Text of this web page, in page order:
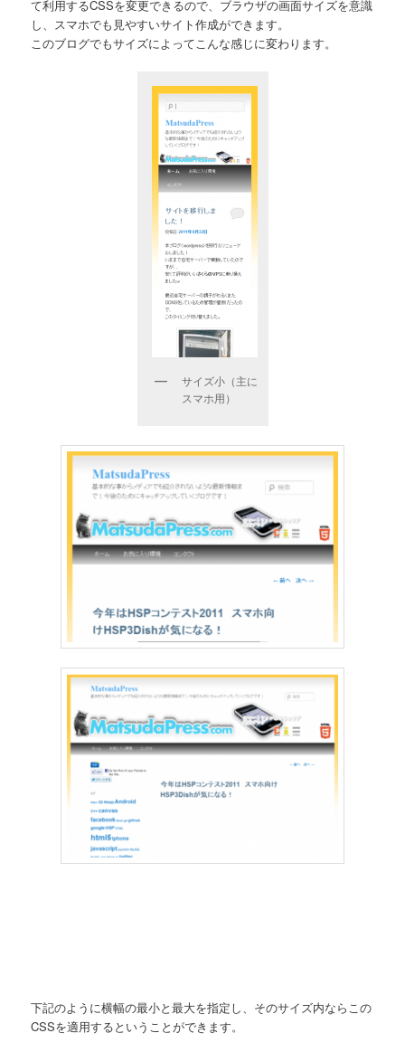
て利用するCSSを変更できるので、ブラウザの画面サイズを意識
し、スマホでも見やすいサイト作成ができます。
このブログでもサイズによってこんな感じに変わります。
サイズ小（主に
スマホ用）
下記のように横幅の最小と最大を指定し、そのサイズ内ならこの
CSSを適用するということができます。